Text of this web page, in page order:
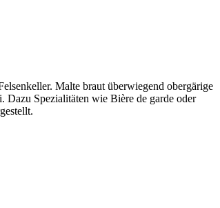
Malte braut überwiegend obergärige
Dazu Spezialitäten wie Bière de garde oder